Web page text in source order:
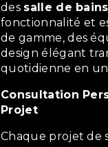
des salle de
fonctionnalité et
de gamme, des
design élégant
quotidienne en
Consultation
Projet
Chaque projet de